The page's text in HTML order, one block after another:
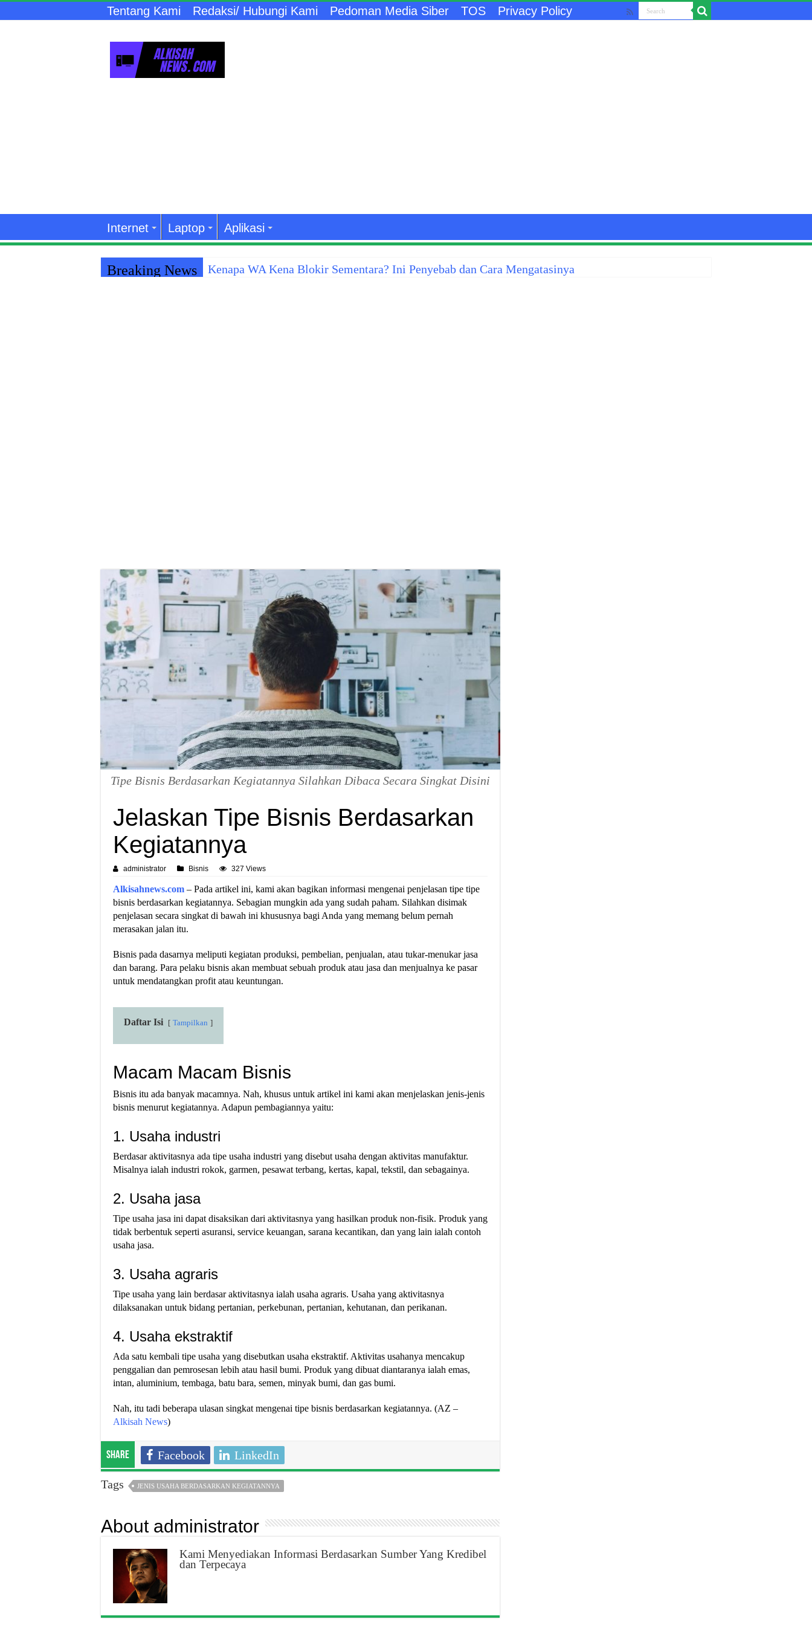
Tentang Kami Redaksi/ Hubungi Kami Pedoman Media Siber TOS Privacy Policy
Internet Laptop Aplikasi
Breaking News Kenapa WA Kena Blokir Sementara? Ini Penyebab dan Cara Mengatasinya
Tipe Bisnis Berdasarkan Kegiatannya Silahkan Dibaca Secara Singkat Disini
Jelaskan Tipe Bisnis Berdasarkan
Kegiatannya
administrator Bisnis 327 Views
Alkisahnews.com – Pada artikel ini, kami akan bagikan informasi mengenai penjelasan tipe tipe
bisnis berdasarkan kegiatannya. Sebagian mungkin ada yang sudah paham. Silahkan disimak
penjelasan secara singkat di bawah ini khususnya bagi Anda yang memang belum pernah
merasakan jalan itu.
Bisnis pada dasarnya meliputi kegiatan produksi, pembelian, penjualan, atau tukar-menukar jasa
dan barang. Para pelaku bisnis akan membuat sebuah produk atau jasa dan menjualnya ke pasar
untuk mendatangkan profit atau keuntungan.
Daftar Isi Tampilkan
Macam Macam Bisnis
Bisnis itu ada banyak macamnya. Nah, khusus untuk artikel ini kami akan menjelaskan jenis-jenis
bisnis menurut kegiatannya. Adapun pembagiannya yaitu:
1. Usaha industri
Berdasar aktivitasnya ada tipe usaha industri yang disebut usaha dengan aktivitas manufaktur.
Misalnya ialah industri rokok, garmen, pesawat terbang, kertas, kapal, tekstil, dan sebagainya.
2. Usaha jasa
Tipe usaha jasa ini dapat disaksikan dari aktivitasnya yang hasilkan produk non-fisik. Produk yang
tidak berbentuk seperti asuransi, service keuangan, sarana kecantikan, dan yang lain ialah contoh
usaha jasa.
3. Usaha agraris
Tipe usaha yang lain berdasar aktivitasnya ialah usaha agraris. Usaha yang aktivitasnya
dilaksanakan untuk bidang pertanian, perkebunan, pertanian, kehutanan, dan perikanan.
4. Usaha ekstraktif
Ada satu kembali tipe usaha yang disebutkan usaha ekstraktif. Aktivitas usahanya mencakup
penggalian dan pemrosesan lebih atau hasil bumi. Produk yang dibuat diantaranya ialah emas,
intan, aluminium, tembaga, batu bara, semen, minyak bumi, dan gas bumi.
Nah, itu tadi beberapa ulasan singkat mengenai tipe bisnis berdasarkan kegiatannya. (AZ –
Alkisah News)
Share Facebook LinkedIn
Tags JENIS USAHA BERDASARKAN KEGIATANNYA
About administrator
Kami Menyediakan Informasi Berdasarkan Sumber Yang Kredibel
dan Terpecaya